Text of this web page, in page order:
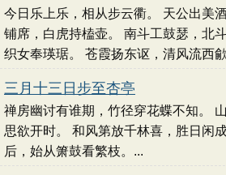
今日乐上乐，相从步云衢。 天公出美
铺席，白虎持榼壶。 南斗工鼓瑟，北
织女奉瑛琚。 苍霞扬东讴，清风流西
三月十三日步至杏亭
禅房幽讨有谁期，竹径穿花蝶不知。
思欲开时。 和风第放千林喜，胜日闲
后，始从箫鼓看繁枝。...